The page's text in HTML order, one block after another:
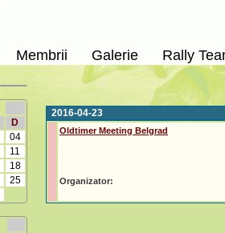
Membrii Galerie Rally
D
04
11
18
25
2016-04-23
Oldtimer Meeting Belgrad
Organizator: